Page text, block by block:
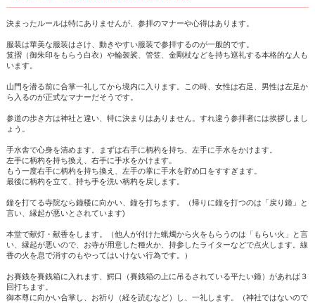
決まったルールは特にありませんが、参拝のマナーや心得はあります。
服装は華美な服装はさけ、動きやすい服装で参拝するのが一般的です。
笈摺（御朱印をもらう白衣）や輪袈裟、管笠、金剛杖などを持ち巡礼する本格的な人も
います。
山門を潜る前に合掌一礼してから境内に入ります。この時、女性は右足、男性は左足か
ら入るのが正式なマナーだそうです。
参道の歩き方は神社と違い、特に決まりはありません。すれ違う参拝者には挨拶しまし
ょう。
手水舎で心身を清めます。まずは右手に柄杓を持ち、左手に手水をかけます。
左手に柄杓を持ち換え、右手に手水をかけます。
もう一度右手に柄杓を持ち換え、左手の掌に手水を貯め口をすすぎます。
最後に柄杓を立て、持ち手を洗い柄杓を戻します。
鐘を打てる寺院なら鐘楼に向かい、鐘を打ちます。（帰りに鐘を打つのは「戻り鐘」と
言い、縁起が悪いとされています)
本堂で献灯・献香をします。（他人が付けた蝋燭から火をもらうのは「もらい火」と言
い、縁起が悪いので、お寺が用意した種火か、持参したライターなどで点火します。線
香の火を息で消すのもやってはいけない行為です。）
お賽銭を賽銭箱に入れます、鰐口（賽銭箱の上に吊るされている平たい鐘）があれば３
回打ちます。
御本尊に向かい合掌し、お祈り（経を読むなど）し、一礼します。（神社ではないので